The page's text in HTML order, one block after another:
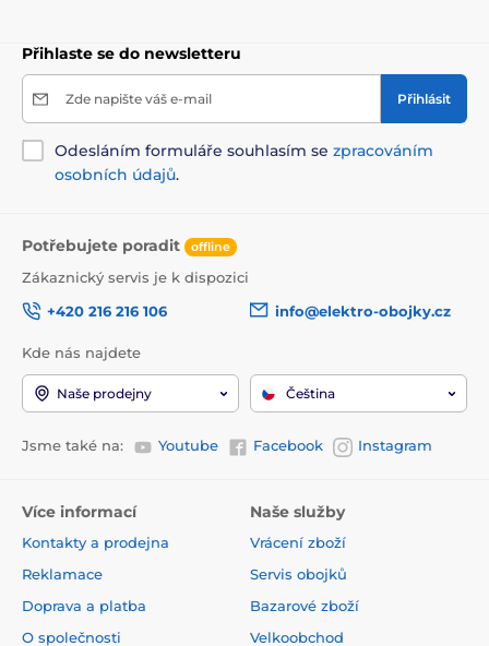
Přihlaste se do newsletteru
Zde napište váš e-mail Přihlásit
Odesláním formuláře souhlasím se zpracováním
osobních údajů.
Potřebujete poradit offline
Zákaznický servis je k dispozici
+420 216 216 106
info@elektro-obojky.cz
Kde nás najdete
Naše prodejny Čeština
Jsme také na: Youtube Facebook Instagram
Více informací
Kontakty a prodejna
Reklamace
Doprava a platba
O společnosti
Naše služby
Vrácení zboží
Servis obojků
Bazarové zboží
Velkoobchod